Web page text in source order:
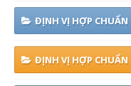
ĐỊNH VỊ HỢP CHUẨN
ĐỊNH VỊ HỢP